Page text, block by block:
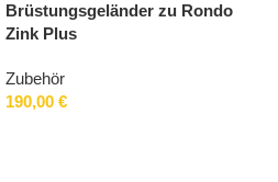
Brüstungsgeländer zu Rondo
Zink Plus
Zubehör
190,00 €